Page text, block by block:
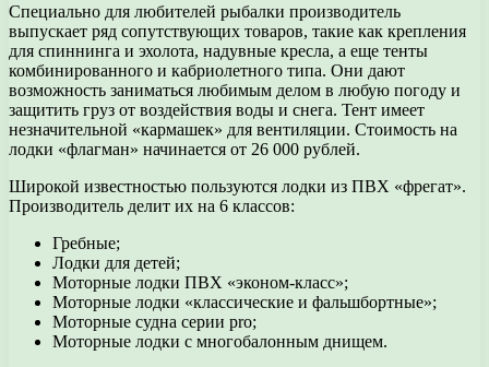
Специально для любителей рыбалки производитель
выпускает ряд сопутствующих товаров, такие как крепления
для спиннинга и эхолота, надувные кресла, а еще тенты
комбинированного и кабриолетного типа. Они дают
возможность заниматься любимым делом в любую погоду и
защитить груз от воздействия воды и снега. Тент имеет
незначительной «кармашек» для вентиляции. Стоимость на
лодки «флагман» начинается от 26 000 рублей.
Широкой известностью пользуются лодки из ПВХ «фрегат».
Производитель делит их на 6 классов:
Гребные;
Лодки для детей;
Моторные лодки ПВХ «эконом-класс»;
Моторные лодки «классические и фальшбортные»;
Моторные судна серии pro;
Моторные лодки с многобалонным днищем.